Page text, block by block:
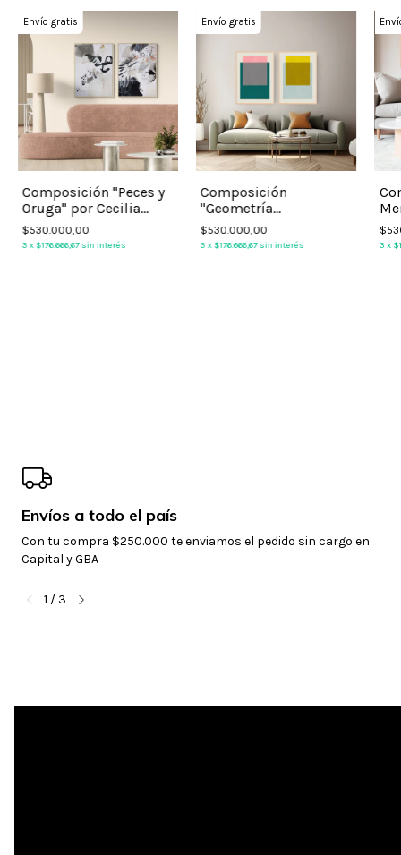
Envío gratis
Composición "Peces y
Oruga" por Cecilia
Borghi
$530.000,00
3 x$176.666,67sin interés
Envío gratis
Composición
"Geometría
Conceptual" por Vitor
Costa
$530.000,00
3 x$176.666,67sin interés 3 x
Envíos a todo el país
Con tu compra $250.000 te enviamos el pedido sin cargo en
Capital y GBA
1 / 3